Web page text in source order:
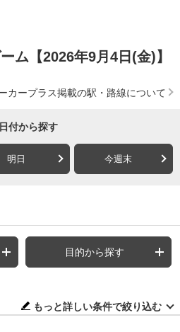
ム【2026年9月4日(金)】
カープラス掲載の駅・路線について
日付から探す
明日 今週末
目的から探す
もっと詳しい条件で絞り込む